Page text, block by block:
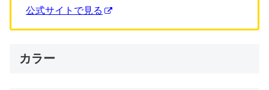
公式サイトで見る
カラー